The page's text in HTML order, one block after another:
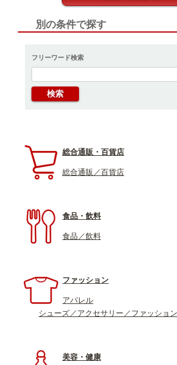
別の条件で探す
フリーワード検索
総合通販・百貨店
総合通販／百貨店
食品・飲料
食品／飲料
ファッション
アパレル
シューズ／アクセサリー／ファッショ
美容・健康